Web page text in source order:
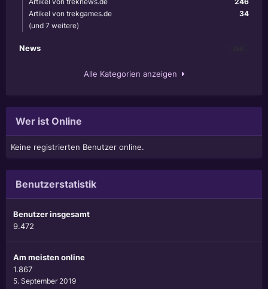
34
Artikel von trekgames.de
(und 7 weitere)
News
Alle Kategorien anzeigen
Wer ist Online
Keine registrierten Benutzer online.
Benutzerstatistik
Benutzer insgesamt
9.472
Am meisten online
1.867
5. September 2019